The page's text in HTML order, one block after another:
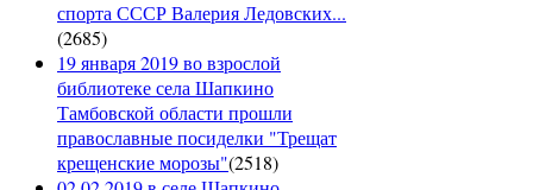
спорта СССР Валерия Ледовских...
(2685)
19 января 2019 во взрослой
библиотеке села Шапкино
Тамбовской области прошли
православные посиделки "Трещат
крещенские морозы"(2518)